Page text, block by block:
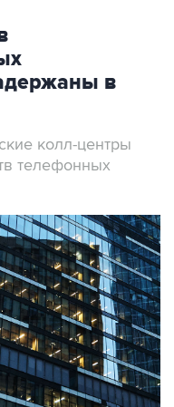
в
колл-центры
телефонных